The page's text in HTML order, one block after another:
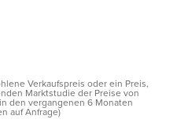
Verkaufspreis oder ein Preis,
Marktstudie der Preise von
den vergangenen 6 Monaten
auf Anfrage)